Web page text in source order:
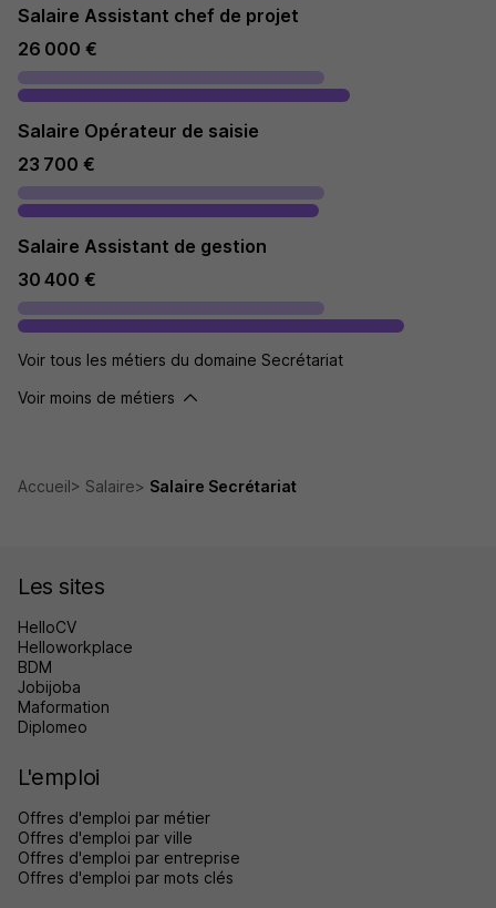
Salaire Assistant chef de projet
26 000 €
Salaire Opérateur de saisie
23 700 €
Salaire Assistant de gestion
30 400 €
Voir tous les métiers du domaine Secrétariat
Voir moins de métiers
Accueil Salaire Salaire Secrétariat
Les sites
HelloCV
Helloworkplace
BDM
Jobijoba
Maformation
Diplomeo
L'emploi
Offres d'emploi par métier
Offres d'emploi par ville
Offres d'emploi par entreprise
Offres d'emploi par mots clés